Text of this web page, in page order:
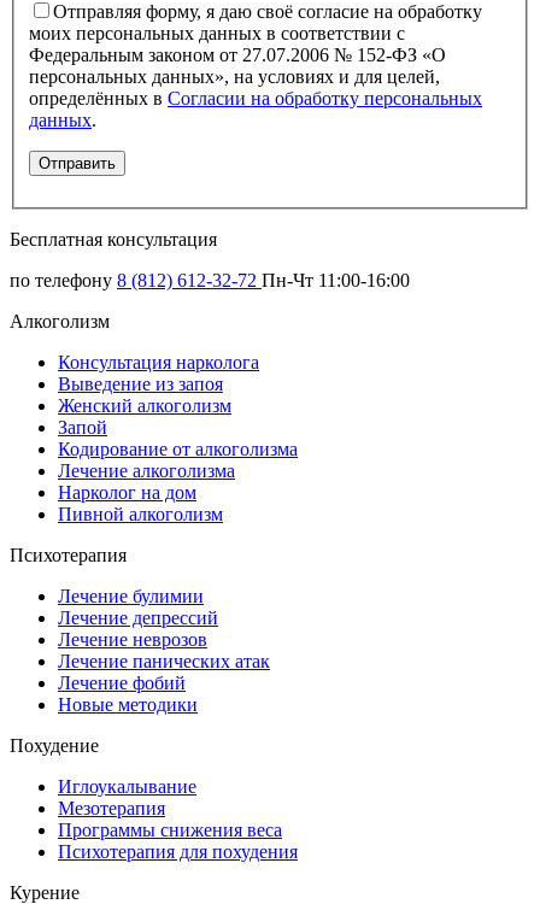
Отправляя форму, я даю своё согласие на обработку
моих персональных данных в соответствии с
Федеральным законом от 27.07.2006 № 152-ФЗ «О
персональных данных», на условиях и для целей,
определённых в Согласии на обработку персональных
данных.
Бесплатная консультация
по телефону 8 (812) 612-32-72 Пн-Чт 11:00-16:00
Алкоголизм
Консультация нарколога
Выведение из запоя
Женский алкоголизм
Запой
Кодирование от алкоголизма
Лечение алкоголизма
Нарколог на дом
Пивной алкоголизм
Психотерапия
Лечение булимии
Лечение депрессий
Лечение неврозов
Лечение панических атак
Лечение фобий
Новые методики
Похудение
Иглоукалывание
Мезотерапия
Программы снижения веса
Психотерапия для похудения
Курение